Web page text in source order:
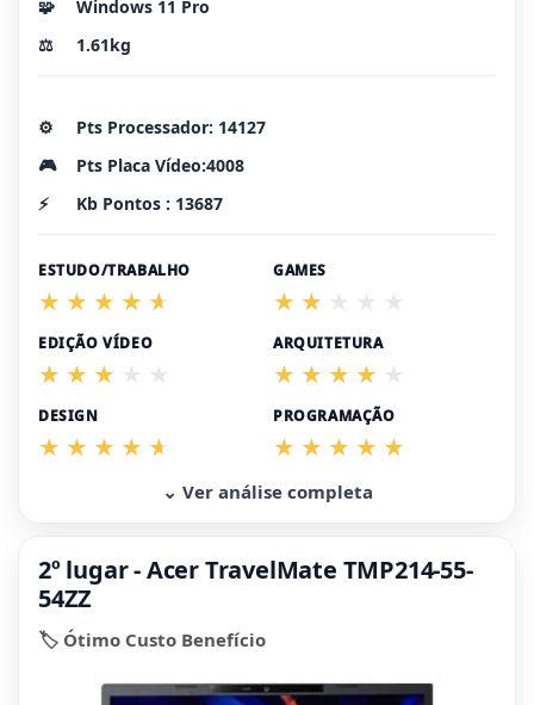
🧩
Windows 11 Pro
⚖️
1.61kg
⚙️
Pts Processador: 14127
🎮
Pts Placa Vídeo:4008
⚡
Kb Pontos : 13687
ESTUDO/TRABALHO GAMES
EDIÇÃO VÍDEO ARQUITETURA
DESIGN PROGRAMAÇÃO
⌄ Ver análise completa
2º lugar - Acer TravelMate TMP214-55-
54ZZ
🏷️ Ótimo Custo Benefício